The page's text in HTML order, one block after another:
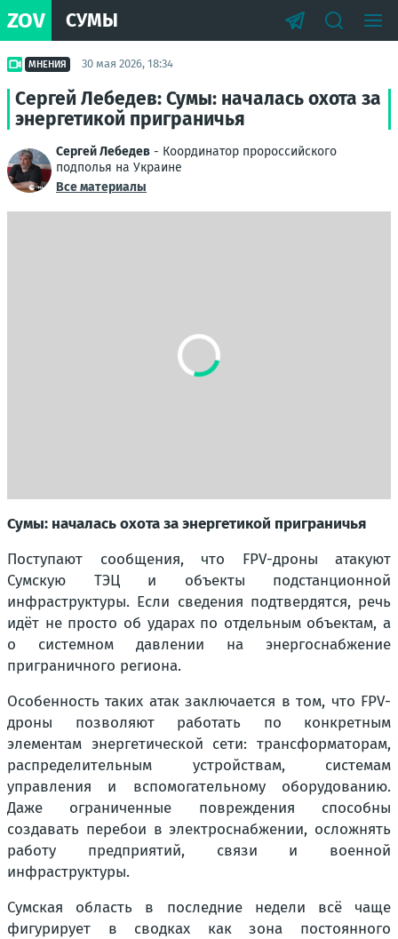
ZOV СУМЫ
МНЕНИЯ 30 мая 2026, 18:34
Сергей Лебедев: Сумы: началась охота за
энергетикой приграничья
Сергей Лебедев - Координатор пророссийского
подполья на Украине
Все материалы
Сумы: началась охота за энергетикой приграничья
Поступают сообщения, что FPV-дроны атакуют
Сумскую ТЭЦ и объекты подстанционной
инфраструктуры. Если сведения подтвердятся, речь
идёт не просто об ударах по отдельным объектам, а
о системном давлении на энергоснабжение
приграничного региона.
Особенность таких атак заключается в том, что FPV-
дроны позволяют работать по конкретным
элементам энергетической сети: трансформаторам,
распределительным устройствам, системам
управления и вспомогательному оборудованию.
Даже ограниченные повреждения способны
создавать перебои в электроснабжении, осложнять
работу предприятий, связи и военной
инфраструктуры.
Сумская область в последние недели всё чаще
фигурирует в сводках как зона постоянного